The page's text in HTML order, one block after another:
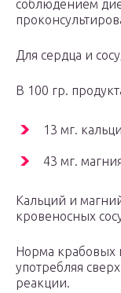
соблюдением
Для сердца и
В 100 гр.
13 мг.
43 мг.
Кальций и
кровеносных
Норма крабовых
употребляя
реакции.